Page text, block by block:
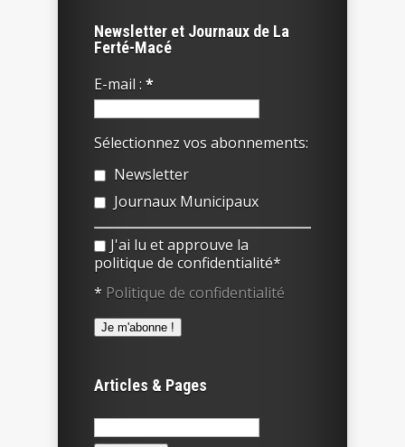
Newsletter et Journaux de La
Ferté-Macé
E-mail : *
Sélectionnez vos abonnements:
Newsletter
Journaux Municipaux
J'ai lu et approuve la
politique de confidentialité*
* Politique de confidentialité
Articles & Pages
Rechercher :